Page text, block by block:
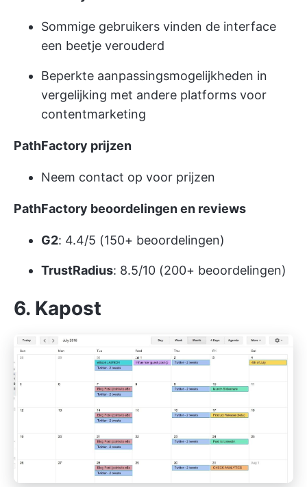
Sommige gebruikers vinden de interface
een beetje verouderd
Beperkte aanpassingsmogelijkheden in
vergelijking met andere platforms voor
contentmarketing
PathFactory prijzen
Neem contact op voor prijzen
PathFactory beoordelingen en reviews
G2: 4.4/5 (150+ beoordelingen)
TrustRadius: 8.5/10 (200+ beoordelingen)
6. Kapost